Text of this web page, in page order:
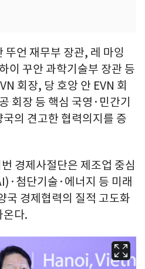
뚜언 재무부 장관, 레 마잉
이 꾸안 과학기술부 장관 등
회장, 당 호앙 안 EVN 회
회장 등 핵심 국영·민간기
의 견고한 협력의지를 증
경제사절단은 제조업 중심
첨단기술·에너지 등 미래
국 경제협력의 질적 고도화
온다.